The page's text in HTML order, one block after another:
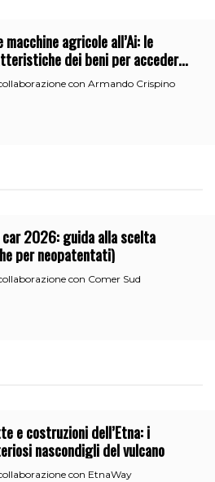
macchine agricole all’Ai: le
dei beni per accedere
con Armando Crispino
2026: guida alla scelta
per neopatentati)
con Comer Sud
e costruzioni dell’Etna: i
nascondigli del vulcano
con EtnaWay